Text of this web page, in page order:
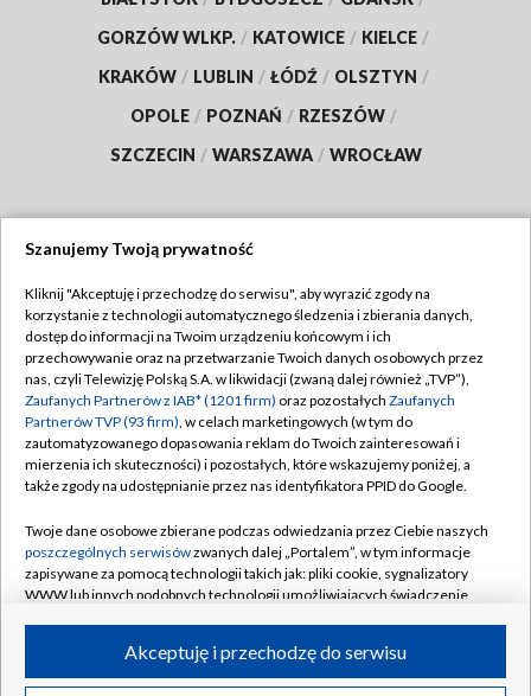
GORZÓW WLKP. / KATOWICE / KIELCE /
KRAKÓW / LUBLIN / ŁÓDŹ / OLSZTYN /
OPOLE / POZNAŃ / RZESZÓW /
SZCZECIN / WARSZAWA / WROCŁAW
TVP
Abonament TVP
Emisja w TVP
Centrum informacji TVP
Naziemna Telewizja Cyfrowa
Rada Programowa
System NOS
Informacje o nadawcy
Program dla prasy
Regulamin TVP
Polityka prywatności
Moje zgody
Pomoc
Kontakt
Kanały
©2026 Telewizja Polska S.A. w likwidacji
Szanujemy Twoją prywatność
Kliknij "Akceptuję i przechodzę do serwisu", aby wyrazić zgody na
korzystanie z technologii automatycznego śledzenia i zbierania danych,
dostęp do informacji na Twoim urządzeniu końcowym i ich
przechowywanie oraz na przetwarzanie Twoich danych osobowych przez
nas, czyli Telewizję Polską S.A. w likwidacji (zwaną dalej również „TVP”),
Zaufanych Partnerów z IAB* (1201 firm) oraz pozostałych Zaufanych
Partnerów TVP (93 firm), w celach marketingowych (w tym do
zautomatyzowanego dopasowania reklam do Twoich zainteresowań i
mierzenia ich skuteczności) i pozostałych, które wskazujemy poniżej, a
także zgody na udostępnianie przez nas identyfikatora PPID do Google.
Twoje dane osobowe zbierane podczas odwiedzania przez Ciebie naszych
poszczególnych serwisówzwanych dalej „Portalem”, w tym informacje
zapisywane za pomocą technologii takich jak: pliki cookie, sygnalizatory
WWW lub innych podobnych technologii umożliwiających świadczenie
ruchu w Internecie.Akceptuję i przechodzę do serwisu